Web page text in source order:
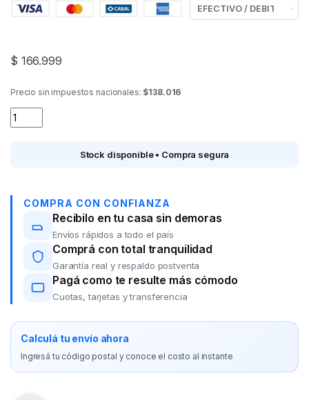
$ 166.999
Precio sin impuestos nacionales: $138.016
Cacerola TRAMONTINA Solar 62503/280 6.5 lts. quantity
Stock disponible • Compra segura
COMPRA CON CONFIANZA
Recibilo en tu casa sin demoras
Envíos rápidos a todo el país
Comprá con total tranquilidad
Garantía real y respaldo postventa
Pagá como te resulte más cómodo
Cuotas, tarjetas y transferencia
Calculá tu envío ahora
Ingresá tu código postal y conoce el costo al instante